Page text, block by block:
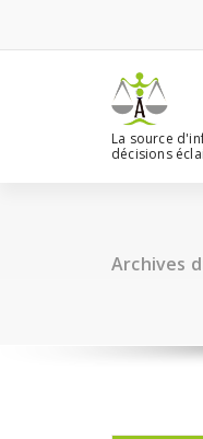
contenu
La source
décisions
Archives